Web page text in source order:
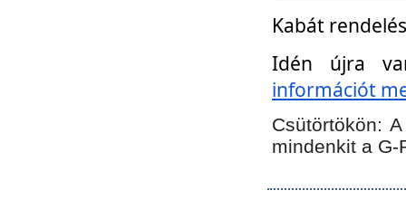
Kabát
Idén újra
információt
Csütörtökön:A
mindenkit a G-